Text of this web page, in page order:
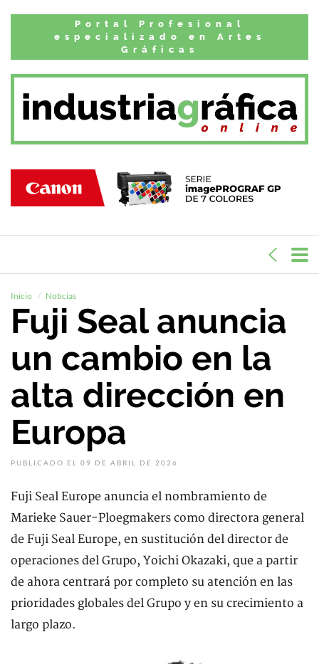
Portal Profesional
especializado en Artes
Gráficas
Inicio Noticias
Fuji Seal anuncia
un cambio en la
alta dirección en
Europa
PUBLICADO EL 09 DE ABRIL DE 2026
Fuji Seal Europe anuncia el nombramiento de
Marieke Sauer-Ploegmakers como directora general
de Fuji Seal Europe, en sustitución del director de
operaciones del Grupo, Yoichi Okazaki, que a partir
de ahora centrará por completo su atención en las
prioridades globales del Grupo y en su crecimiento a
largo plazo.